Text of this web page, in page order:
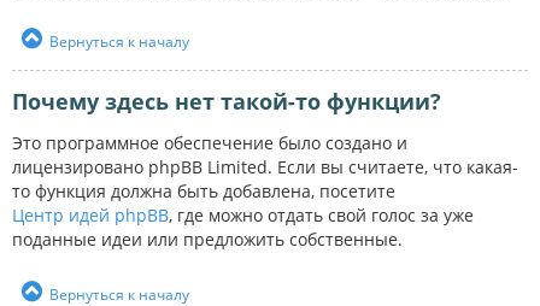
Вернуться к началу
Почему здесь нет такой-то функции?
Это программное обеспечение было создано и
лицензировано phpBB Limited. Если вы считаете, что какая-
то функция должна быть добавлена, посетите
Центр идей phpBB, где можно отдать свой голос за уже
поданные идеи или предложить собственные.
Вернуться к началу